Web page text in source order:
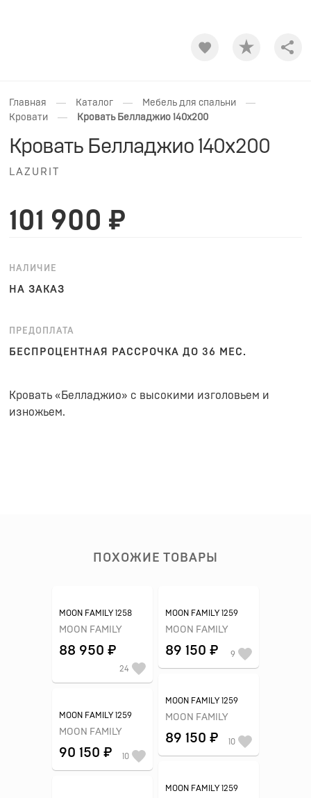
Главная — Каталог — Мебель для спальни —
Кровати — Кровать Белладжио 140x200
Кровать Белладжио 140x200
LAZURIT
101 900 ₽
НАЛИЧИЕ
НА ЗАКАЗ
ПРЕДОПЛАТА
БЕСПРОЦЕНТНАЯ РАССРОЧКА ДО 36 МЕС.
Кровать «Белладжио» с высокими изголовьем и
изножьем.
ПОХОЖИЕ ТОВАРЫ
MOON FAMILY 1258
MOON FAMILY
88 950 ₽
24
MOON FAMILY 1259
MOON FAMILY
89 150 ₽ 9
MOON FAMILY 1259
MOON FAMILY
89 150 ₽ 10
MOON FAMILY 1259
MOON FAMILY
90 150 ₽ 10
MOON FAMILY 1259